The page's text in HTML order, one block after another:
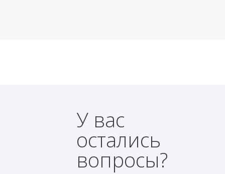
У вас
остались
вопросы?